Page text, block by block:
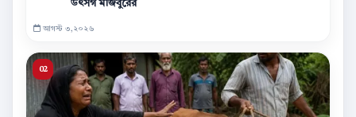
উৎসর্গ মজিবুরের
আগস্ট ৩,২০২৬